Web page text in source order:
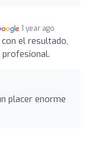
1 year ago
el resultado,
profesional.
placer enorme